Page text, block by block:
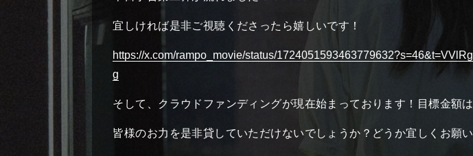
ストーリー
宜しければ是非ご視聴くださったら嬉しいです！
https://x.com/rampo_movie/status/
g
そして、クラウドファンディングが現在始まっております！目標金額
皆様のお力を是非貸していただけないでしょうか？どうか宜しくお願い